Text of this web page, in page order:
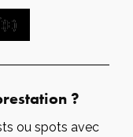
?
ou spots avec